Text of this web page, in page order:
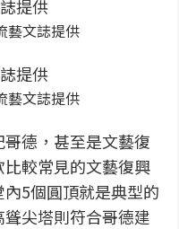
藝文誌提供
藝文誌提供
德，甚至是文藝復
較常見的文藝復興
5個圓頂就是典型的
尖塔則符合哥德建